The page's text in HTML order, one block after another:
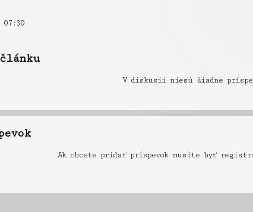
07:30
V diskusii niesú žiadne
Ak chcete pridať príspevok musíte byť